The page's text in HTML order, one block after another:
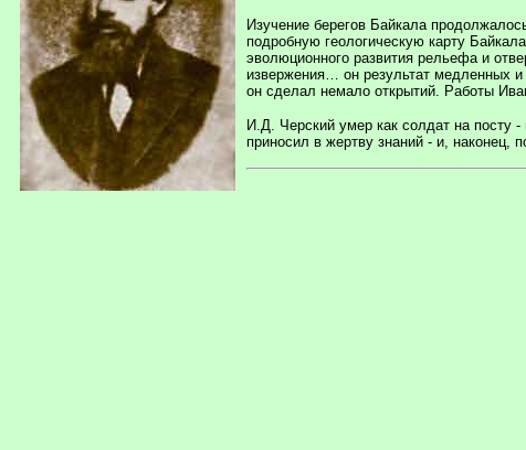
Изучение берегов Байкала
подробную геологическую карту
эволюционного развития рельефа и
извержения… он результат медленных
он сделал немало открытий. Работы
И.Д. Черский умер как солдат на посту
приносил в жертву знаний - и, наконец,